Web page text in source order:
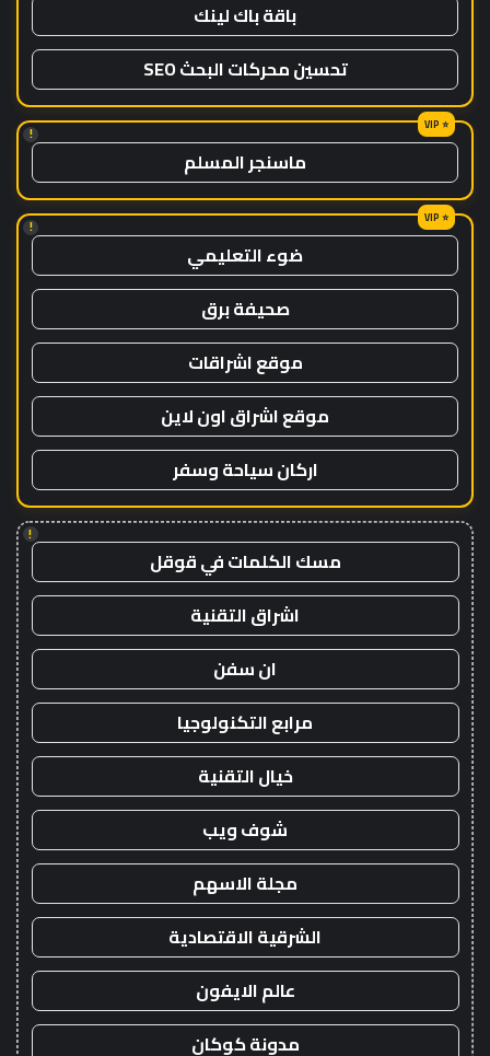
باقة باك لينك
تحسين محركات البحث SEO
!
ماسنجر المسلم
!
ضوء التعليمي
صحيفة برق
موقع اشراقات
موقع اشراق اون لاين
اركان سياحة وسفر
!
مسك الكلمات في قوقل
اشراق التقنية
ان سفن
مرابع التكنولوجيا
خيال التقنية
شوف ويب
مجلة الاسهم
الشرقية الاقتصادية
عالم الايفون
مدونة كوكان